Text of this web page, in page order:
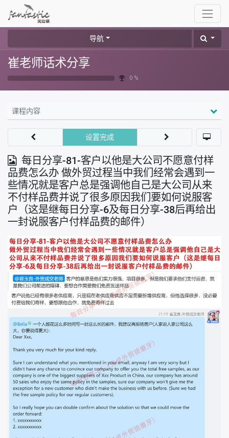
导航
崔老师话术分享
0 %
课程内容
每日分享-81-客户以他是大公司不愿意付样
品费怎么办 做外贸过程当中我们经常会遇到一
些情况就是客户总是强调他自己是大公司从来
不付样品费并说了很多原因我们要如何说服客
户（这是继每日分享-6及每日分享-38后再给出
一封说服客户付样品费的邮件）
设置完成